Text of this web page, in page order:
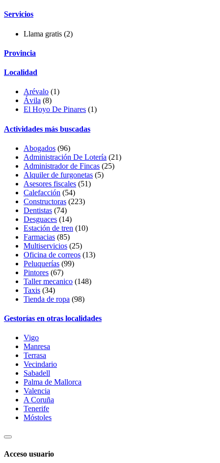
Servicios
Llama gratis (2)
Provincia
Localidad
Arévalo (1)
Ávila (8)
El Hoyo De Pinares (1)
Actividades más buscadas
Abogados (96)
Administración De Lotería (21)
Administrador de Fincas (25)
Alquiler de furgonetas (5)
Asesores fiscales (51)
Calefacción (54)
Constructoras (223)
Dentistas (74)
Desguaces (14)
Estación de tren (10)
Farmacias (85)
Multiservicios (25)
Oficina de correos (13)
Peluquerías (99)
Pintores (67)
Taller mecanico (148)
Taxis (34)
Tienda de ropa (98)
Gestorías en otras localidades
Vigo
Manresa
Terrasa
Vecindario
Sabadell
Palma de Mallorca
Valencia
A Coruña
Tenerife
Móstoles
Acceso usuario